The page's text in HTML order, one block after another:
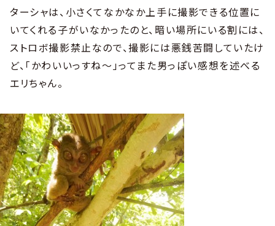
ターシャは、小さくてなかなか上手に撮影できる位置に
いてくれる子がいなかったのと、暗い場所にいる割には、
ストロボ撮影禁止なので、撮影には悪銭苦闘していたけ
ど、「かわいいっすね～」ってまた男っぽい感想を述べる
エリちゃん。